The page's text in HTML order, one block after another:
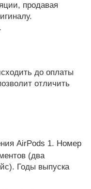
продавая
до оплаты
отличить
AirPods 1. Номер
(два
Годы выпуска